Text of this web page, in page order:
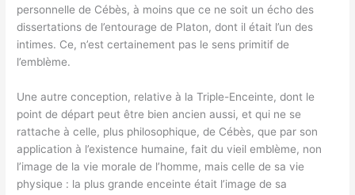
personnelle de Cébès, à moins que ce ne soit un écho des
dissertations de l’entourage de Platon, dont il était l’un des
intimes. Ce, n’est certainement pas le sens primitif de
l’emblème.
Une autre conception, relative à la Triple-Enceinte, dont le
point de départ peut être bien ancien aussi, et qui ne se
rattache à celle, plus philosophique, de Cébès, que par son
application à l’existence humaine, fait du vieil emblème, non
l’image de la vie morale de l’homme, mais celle de sa vie
physique : la plus grande enceinte était l’image de sa